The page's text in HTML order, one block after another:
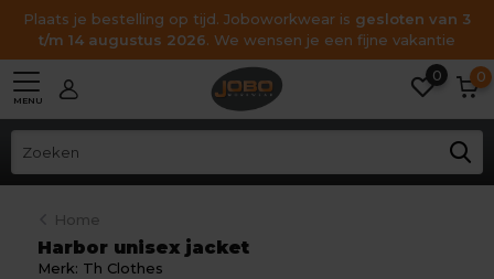
Plaats je bestelling op tijd. Joboworkwear is gesloten van 3
t/m 14 augustus 2026. We wensen je een fijne vakantie
MENU
0 0
Home
Harbor unisex jacket
Merk: Th Clothes